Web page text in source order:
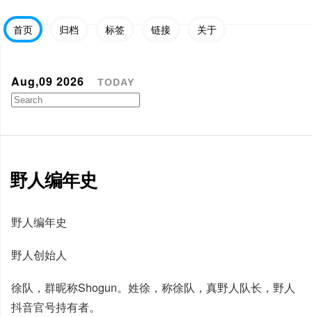
首页 归档 标签 链接 关于
Aug,09 2026 TODAY
野人编年史
野人编年史
野人创始人
徐队，群昵称Shogun。姓徐，称徐队，真野人队长，野人
抖音官号持有者。